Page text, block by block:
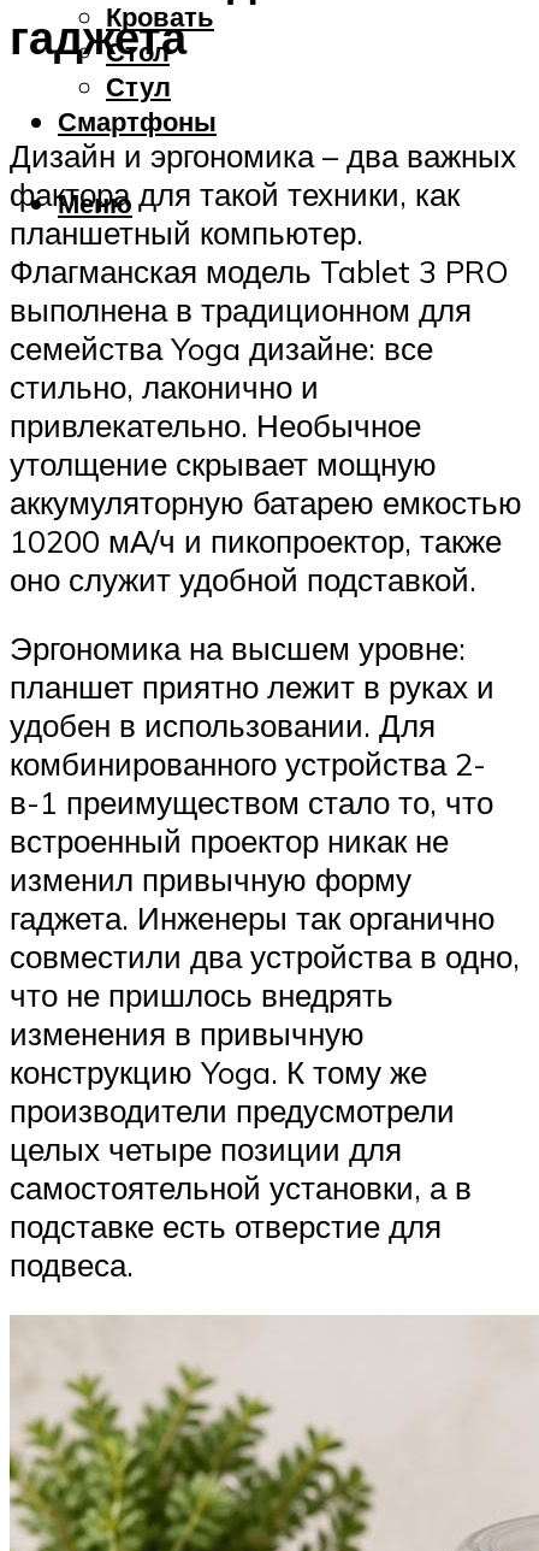
Кровать
Стол
Стул
Смартфоны
Меню
гаджета
Дизайн и эргономика – два важных
фактора для такой техники, как
планшетный компьютер.
Флагманская модель Tablet 3 PRO
выполнена в традиционном для
семейства Yoga дизайне: все
стильно, лаконично и
привлекательно. Необычное
утолщение скрывает мощную
аккумуляторную батарею емкостью
10200 мА/ч и пикопроектор, также
оно служит удобной подставкой.
Эргономика на высшем уровне:
планшет приятно лежит в руках и
удобен в использовании. Для
комбинированного устройства 2-
в-1 преимуществом стало то, что
встроенный проектор никак не
изменил привычную форму
гаджета. Инженеры так органично
совместили два устройства в одно,
что не пришлось внедрять
изменения в привычную
конструкцию Yoga. К тому же
производители предусмотрели
целых четыре позиции для
самостоятельной установки, а в
подставке есть отверстие для
подвеса.